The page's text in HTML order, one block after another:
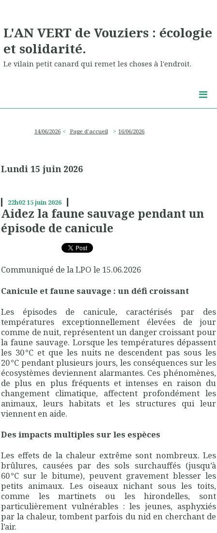
L'AN VERT de Vouziers : écologie
et solidarité.
Le vilain petit canard qui remet les choses à l'endroit.
14/06/2026 Page d'accueil 16/06/2026
Lundi 15 juin 2026
22h0215juin 2026
Aidez la faune sauvage pendant un
épisode de canicule
Communiqué de la LPO le 15.06.2026
Canicule et faune sauvage : un défi croissant
Les épisodes de canicule, caractérisés par des
températures exceptionnellement élevées de jour
comme de nuit, représentent un danger croissant pour
la faune sauvage. Lorsque les températures dépassent
les 30 °C et que les nuits ne descendent pas sous les
20 °C pendant plusieurs jours, les conséquences sur les
écosystèmes deviennent alarmantes. Ces phénomènes,
de plus en plus fréquents et intenses en raison du
changement climatique, affectent profondément les
animaux, leurs habitats et les structures qui leur
viennent en aide.
Des impacts multiples sur les espèces
Les effets de la chaleur extrême sont nombreux. Les
brûlures, causées par des sols surchauffés (jusqu’à
60 °C sur le bitume), peuvent gravement blesser les
petits animaux. Les oiseaux nichant sous les toits,
comme les martinets ou les hirondelles, sont
particulièrement vulnérables : les jeunes, asphyxiés
par la chaleur, tombent parfois du nid en cherchant de
l’air.